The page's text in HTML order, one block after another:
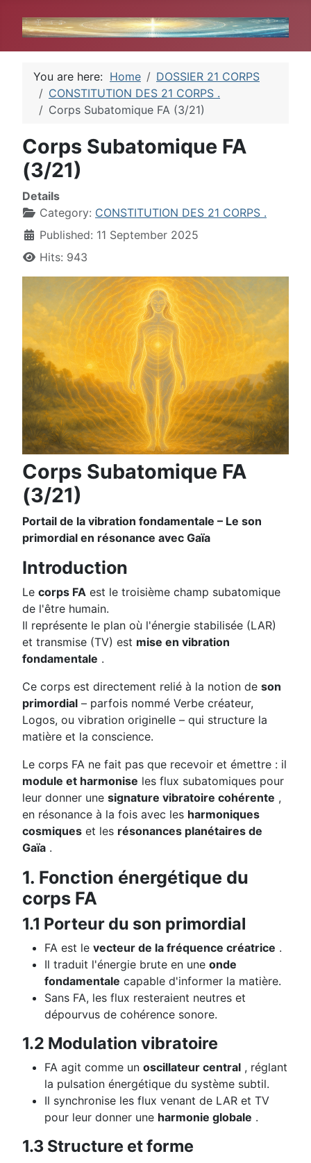
You are here: Home
DOSSIER 21 CORPS
CONSTITUTION DES 21 CORPS .
Corps Subatomique FA (3/21)
Corps Subatomique FA
(3/21)
Details
Category: CONSTITUTION DES 21 CORPS .
Published: 11 September 2025
Hits: 943
Corps Subatomique FA
(3/21)
Portail de la vibration fondamentale – Le son
primordial en résonance avec Gaïa
Introduction
Le corps FA est le troisième champ subatomique
de l'être humain.
Il représente le plan où l'énergie stabilisée (LAR)
et transmise (TV) est mise en vibration
fondamentale .
Ce corps est directement relié à la notion de son
primordial – parfois nommé Verbe créateur,
Logos, ou vibration originelle – qui structure la
matière et la conscience.
Le corps FA ne fait pas que recevoir et émettre : il
module et harmonise les flux subatomiques pour
leur donner une signature vibratoire cohérente ,
en résonance à la fois avec les harmoniques
cosmiques et les résonances planétaires de
Gaïa .
1. Fonction énergétique du
corps FA
1.1 Porteur du son primordial
FA est le vecteur de la fréquence créatrice .
Il traduit l'énergie brute en une onde
fondamentale capable d'informer la matière.
Sans FA, les flux resteraient neutres et
dépourvus de cohérence sonore.
1.2 Modulation vibratoire
FA agit comme un oscillateur central , réglant
la pulsation énergétique du système subtil.
Il synchronise les flux venant de LAR et TV
pour leur donner une harmonie globale .
1.3 Structure et forme